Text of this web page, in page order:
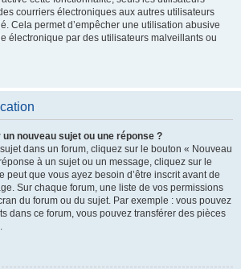
courriers électroniques aux autres utilisateurs
Cela permet d’empêcher une utilisation abusive
électronique par des utilisateurs malveillants ou
nouveau sujet ou une réponse ?
dans un forum, cliquez sur le bouton « Nouveau
à un sujet ou un message, cliquez sur le
peut que vous ayez besoin d’être inscrit avant de
Sur chaque forum, une liste de vos permissions
du forum ou du sujet. Par exemple : vous pouvez
dans ce forum, vous pouvez transférer des pièces